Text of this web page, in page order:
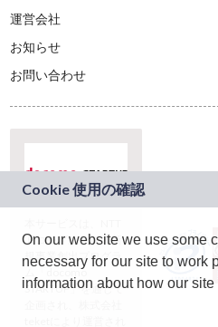
運営会社
お知らせ
お問い合わせ
ドコモグループの新
規事業創出プログラ
ム「docomo
STARTUP」を通じて
On our website we use some
necessary for our site to work
information about how our site